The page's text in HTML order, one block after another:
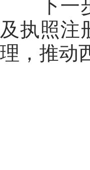
下一
及执照注
理，推动